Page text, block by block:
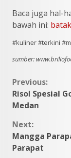
Baca juga hal-
bawah ini:
#kuliner #terkini
sumber:
Continue
Reading
Previous:
Risol Spesial
Medan
Next:
Mangga
Parapat